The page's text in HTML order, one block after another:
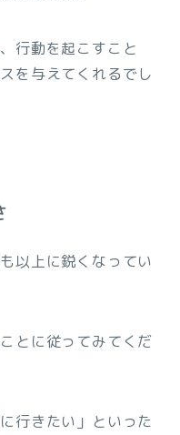
行動を起こすこと
を与えてくれるでし
以上に鋭くなってい
とに従ってみてくだ
行きたい」といった